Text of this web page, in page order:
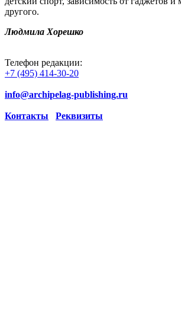
другого.
Людмила Хорешко
Телефон редакции:
+7 (495) 414-30-20
info@archipelag-publishing.ru
Контакты Реквизиты